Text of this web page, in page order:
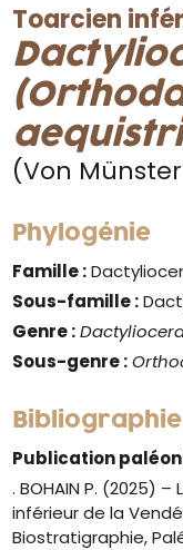
Toarcien
(Von
Phylogénie
Famille :
Sous-famille :
Genre :
Sous-genre :
Bibliographie
Publication
. BOHAIN P. (2025)
inférieur de la
Biostratigraphie,